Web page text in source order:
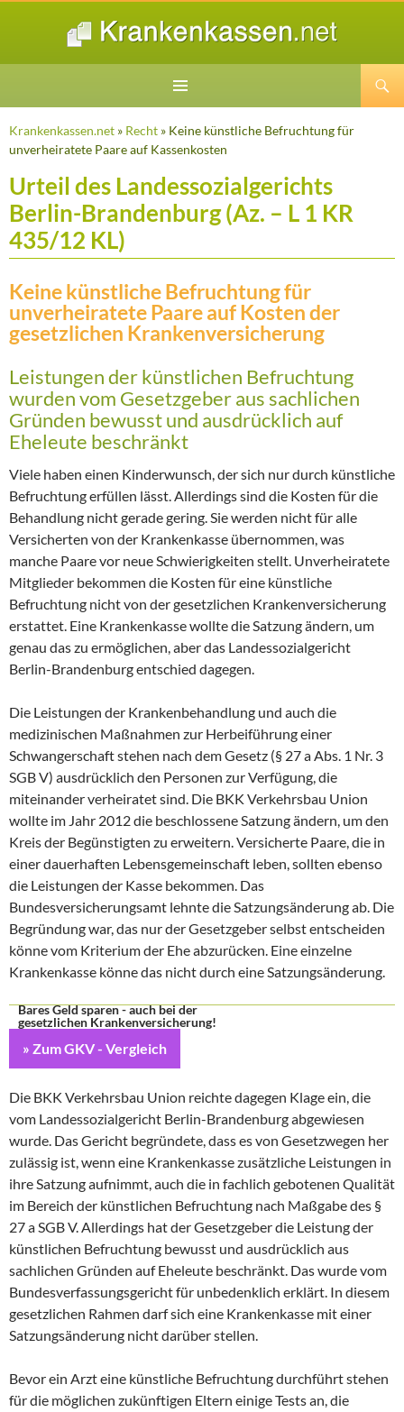
SPRINGEN
Krankenkassen.net » Recht » Keine künstliche Befruchtung für
unverheiratete Paare auf Kassenkosten
Urteil des Landessozialgerichts
Berlin-Brandenburg (Az. – L 1 KR
435/12 KL)
Keine künstliche Befruchtung für
unverheiratete Paare auf Kosten der
gesetzlichen Krankenversicherung
Leistungen der künstlichen Befruchtung
wurden vom Gesetzgeber aus sachlichen
Gründen bewusst und ausdrücklich auf
Eheleute beschränkt
Viele haben einen Kinderwunsch, der sich nur durch künstliche
Befruchtung erfüllen lässt. Allerdings sind die Kosten für die
Behandlung nicht gerade gering. Sie werden nicht für alle
Versicherten von der Krankenkasse übernommen, was
manche Paare vor neue Schwierigkeiten stellt. Unverheiratete
Mitglieder bekommen die Kosten für eine künstliche
Befruchtung nicht von der gesetzlichen Krankenversicherung
erstattet. Eine Krankenkasse wollte die Satzung ändern, um
genau das zu ermöglichen, aber das Landessozialgericht
Berlin-Brandenburg entschied dagegen.
Die Leistungen der Krankenbehandlung und auch die
medizinischen Maßnahmen zur Herbeiführung einer
Schwangerschaft stehen nach dem Gesetz (§ 27 a Abs. 1 Nr. 3
SGB V) ausdrücklich den Personen zur Verfügung, die
miteinander verheiratet sind. Die BKK Verkehrsbau Union
wollte im Jahr 2012 die beschlossene Satzung ändern, um den
Kreis der Begünstigten zu erweitern. Versicherte Paare, die in
einer dauerhaften Lebensgemeinschaft leben, sollten ebenso
die Leistungen der Kasse bekommen. Das
Bundesversicherungsamt lehnte die Satzungsänderung ab. Die
Begründung war, das nur der Gesetzgeber selbst entscheiden
könne vom Kriterium der Ehe abzurücken. Eine einzelne
Krankenkasse könne das nicht durch eine Satzungsänderung.
Bares Geld sparen - auch bei der
gesetzlichen Krankenversicherung!
» Zum GKV - Vergleich
Die BKK Verkehrsbau Union reichte dagegen Klage ein, die
vom Landessozialgericht Berlin-Brandenburg abgewiesen
wurde. Das Gericht begründete, dass es von Gesetzwegen her
zulässig ist, wenn eine Krankenkasse zusätzliche Leistungen in
ihre Satzung aufnimmt, auch die in fachlich gebotenen Qualität
im Bereich der künstlichen Befruchtung nach Maßgabe des §
27 a SGB V. Allerdings hat der Gesetzgeber die Leistung der
künstlichen Befruchtung bewusst und ausdrücklich aus
sachlichen Gründen auf Eheleute beschränkt. Das wurde vom
Bundesverfassungsgericht für unbedenklich erklärt. In diesem
gesetzlichen Rahmen darf sich eine Krankenkasse mit einer
Satzungsänderung nicht darüber stellen.
Bevor ein Arzt eine künstliche Befruchtung durchführt stehen
für die möglichen zukünftigen Eltern einige Tests an, die